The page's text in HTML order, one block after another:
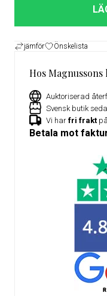
jämför Önskelista
Hos
Auktoriserad
Svensk butik
Vi har fri frakt
Betala mot